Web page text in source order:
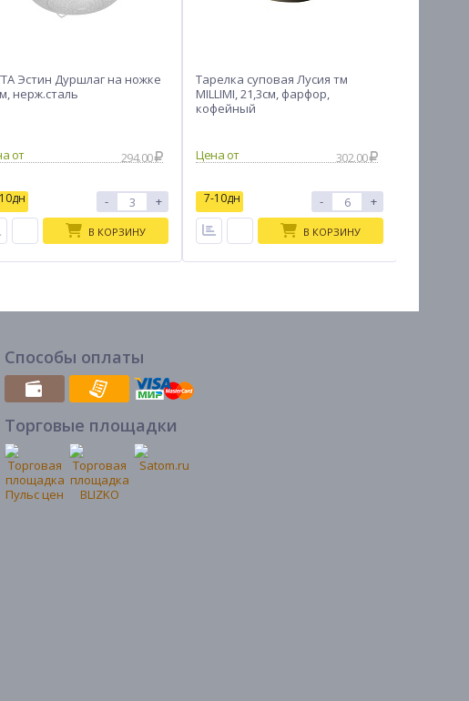
Эстин Дуршлаг на ножке
нерж.сталь
294.00
- +
В КОРЗИНУ
Тарелка суповая Лусия тм
MILLIMI, 21,3см, фарфор,
кофейный
302.00
7-10дн - +
В КОРЗИНУ
Способы оплаты
Торговые площадки